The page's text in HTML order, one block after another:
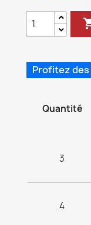
Profitez
Quantité
3
4